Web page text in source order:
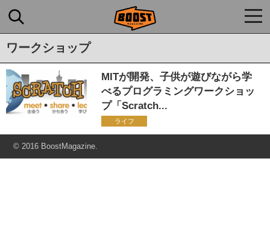
ワークショップ
MITが開発、子供が遊びながら学
べるプログラミングワークショッ
プ「Scratch...
ライフ
© 2016 BoostMagazine.